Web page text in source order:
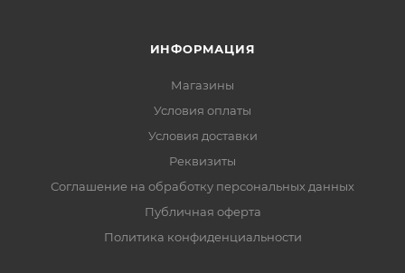
ИНФОРМАЦИЯ
Магазины
Условия оплаты
Условия доставки
Реквизиты
Соглашение на обработку персональных данных
Публичная оферта
Политика конфиденциальности